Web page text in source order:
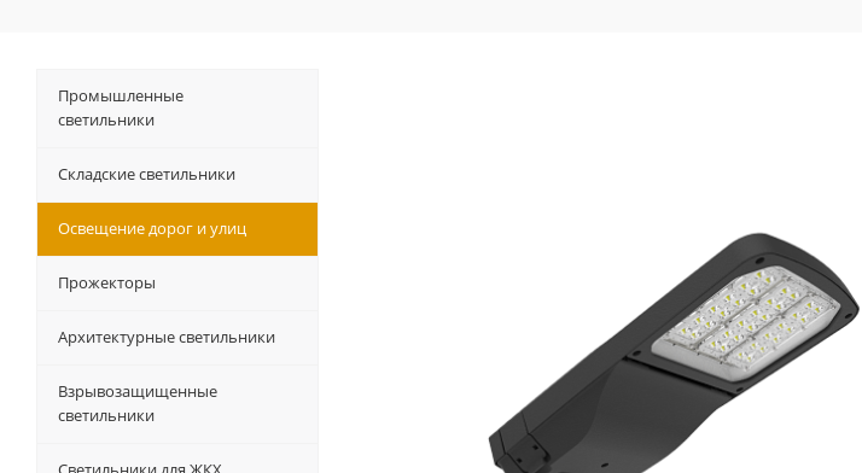
Промышленные
светильники
Складские светильники
Освещение дорог и улиц
Прожекторы
Архитектурные светильники
Взрывозащищенные
светильники